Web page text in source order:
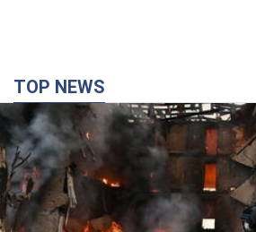
TOP NEWS